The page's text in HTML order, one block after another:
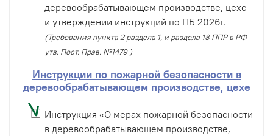
деревообрабатывающем производстве, цехе
и утверждении инструкций по ПБ 2026г.
(Требования пункта 2 раздела 1, и раздела 18 ППР в РФ
утв. Пост. Прав. №1479 )
Инструкции по пожарной безопасности в
деревообрабатывающем производстве, цехе
Инструкция «О мерах пожарной безопасности
в деревообрабатывающем производстве,